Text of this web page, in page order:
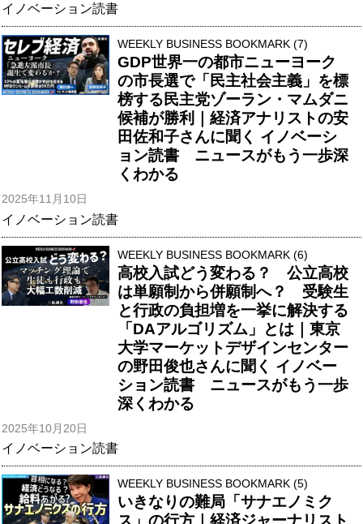
イノベーション読書
WEEKLY BUSINESS BOOKMARK (7)
GDP世界一の都市ニューヨーク
の市長選で「民主社会主義」を標
榜する民主党ゾーラン・マムダニ
候補が勝利｜経済アナリストの安
田佐和子さんに聞く イノベーシ
ョン読書 ニュースがもう一歩深
くわかる
2025年11月10日
イノベーション読書
WEEKLY BUSINESS BOOKMARK (6)
高校入試どう変わる？ 公立高校
は単願制から併願制へ？ 受験生
と行政の負担増を一挙に解決する
「DAアルゴリズム」とは｜東京
大学マーケットデザインセンター
の野田俊也さんに聞く イノベー
ション読書 ニュースがもう一歩
深くわかる
2025年10月20日
イノベーション読書
WEEKLY BUSINESS BOOKMARK (5)
いきなりの難局「サナエノミク